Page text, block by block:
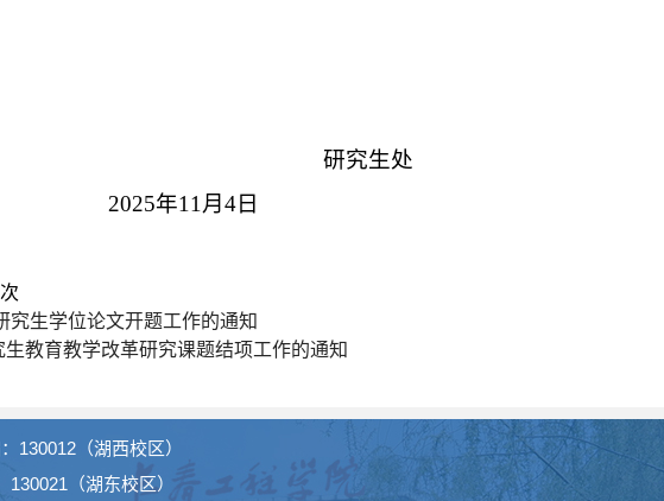
研究生处
2025年11 月 4日
次
究生学位论文开题工作的通知
教育教学改革研究课题结项工作的通知
130012（湖西校区）
130021（湖东校区）